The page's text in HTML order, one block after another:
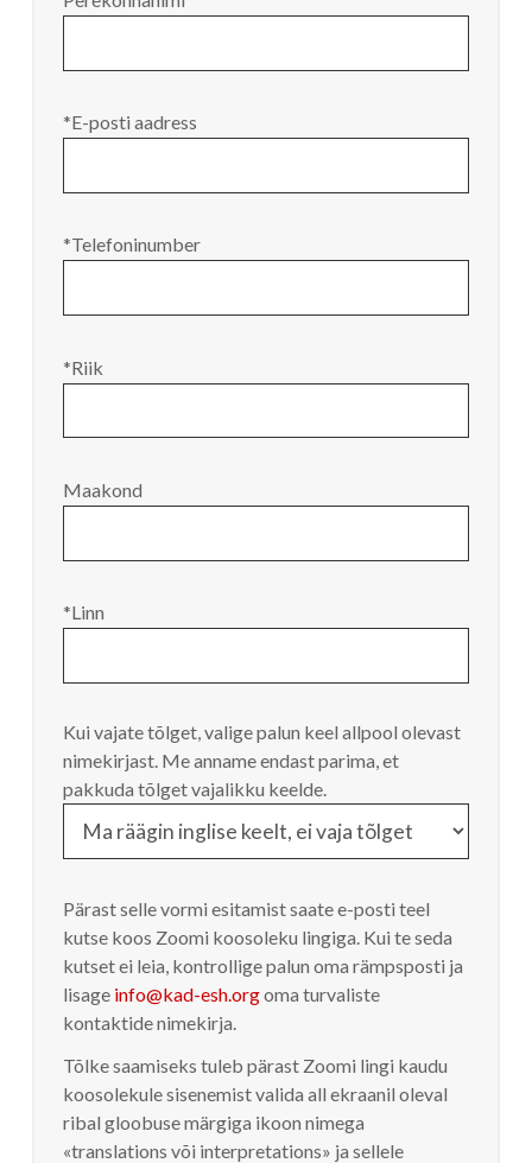
*E-posti aadress
*Telefoninumber
*Riik
Maakond
*Linn
Kui vajate tõlget, valige palun keel allpool olevast
nimekirjast. Me anname endast parima, et
pakkuda tõlget vajalikku keelde.
Pärast selle vormi esitamist saate e-posti teel
kutse koos Zoomi koosoleku lingiga. Kui te seda
kutset ei leia, kontrollige palun oma rämpsposti ja
lisage info@kad-esh.orgoma turvaliste
kontaktide nimekirja.
Tõlke saamiseks tuleb pärast Zoomi lingi kaudu
koosolekule sisenemist valida all ekraanil oleval
ribal gloobuse märgiga ikoon nimega
«translations või interpretations» ja sellele